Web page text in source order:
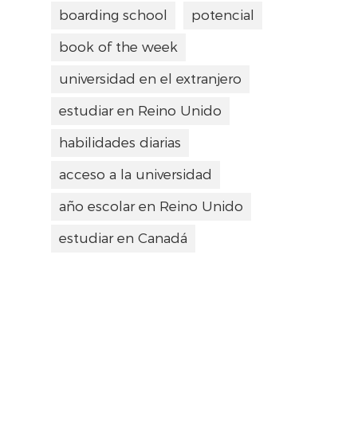
boarding school
potencial
book of the week
universidad en el extranjero
estudiar en Reino Unido
habilidades diarias
acceso a la universidad
año escolar en Reino Unido
estudiar en Canadá